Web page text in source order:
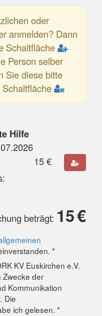
oder
anmelden? Dann
Schaltfläche
Person selber
Sie diese bitte
Hilfe
15€
beträgt: 15€
*
KV Euskirchen e.V.
Zwecke der
Kommunikation
Die
ich gelesen. *